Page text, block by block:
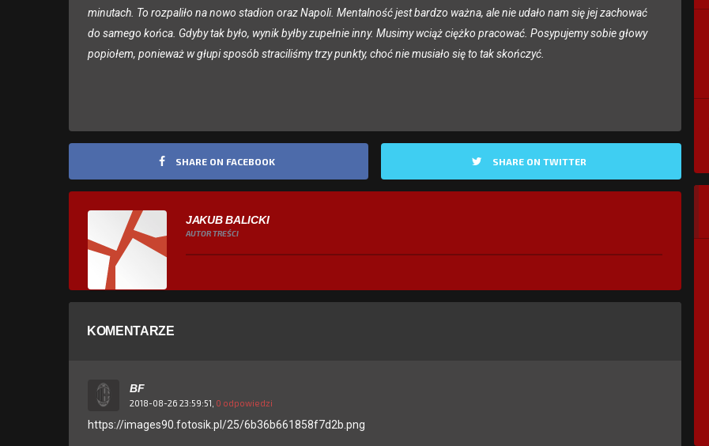
minutach. To rozpaliło na nowo stadion oraz Napoli. Mentalność jest bardzo ważna, ale nie udało nam się jej zachować
do samego końca. Gdyby tak było, wynik byłby zupełnie inny. Musimy wciąż ciężko pracować. Posypujemy sobie głowy
popiołem, ponieważ w głupi sposób straciliśmy trzy punkty, choć nie musiało się to tak skończyć.
SHARE ON FACEBOOK SHARE ON TWITTER
JAKUB BALICKI
AUTOR TREŚCI
KOMENTARZE
BF
2018-08-26 23:59:51, 0 odpowiedzi
https://images90.fotosik.pl/25/6b36b661858f7d2b.png